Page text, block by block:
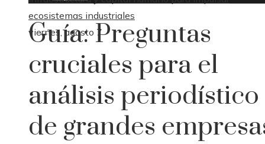
ecosistemas industriales
viernes, agosto 7
Guía: Preguntas
cruciales para el
análisis periodístico
de grandes